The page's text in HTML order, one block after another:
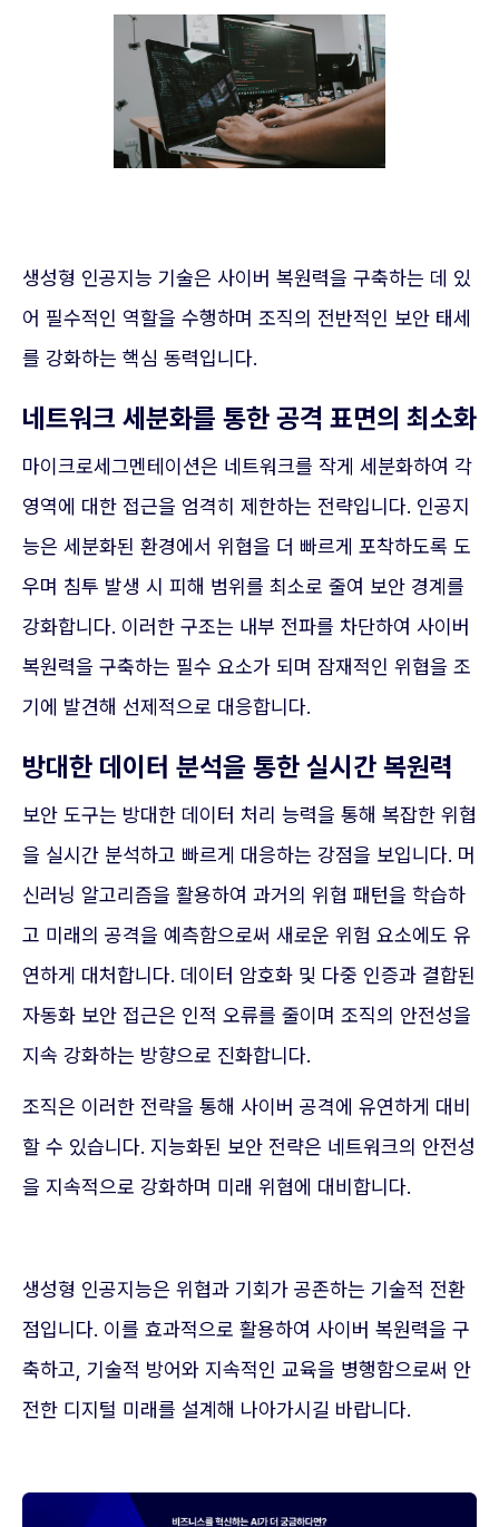
생성형 인공지능 기술은 사이버 복원력을 구축하는 데 있
어 필수적인 역할을 수행하며 조직의 전반적인 보안 태세
를 강화하는 핵심 동력입니다.
네트워크 세분화를 통한 공격 표면의 최소화
마이크로세그멘테이션은 네트워크를 작게 세분화하여 각
영역에 대한 접근을 엄격히 제한하는 전략입니다. 인공지
능은 세분화된 환경에서 위협을 더 빠르게 포착하도록 도
우며 침투 발생 시 피해 범위를 최소로 줄여 보안 경계를
강화합니다. 이러한 구조는 내부 전파를 차단하여 사이버
복원력을 구축하는 필수 요소가 되며 잠재적인 위협을 조
기에 발견해 선제적으로 대응합니다.
방대한 데이터 분석을 통한 실시간 복원력
보안 도구는 방대한 데이터 처리 능력을 통해 복잡한 위협
을 실시간 분석하고 빠르게 대응하는 강점을 보입니다. 머
신러닝 알고리즘을 활용하여 과거의 위협 패턴을 학습하
고 미래의 공격을 예측함으로써 새로운 위험 요소에도 유
연하게 대처합니다. 데이터 암호화 및 다중 인증과 결합된
자동화 보안 접근은 인적 오류를 줄이며 조직의 안전성을
지속 강화하는 방향으로 진화합니다.
조직은 이러한 전략을 통해 사이버 공격에 유연하게 대비
할 수 있습니다. 지능화된 보안 전략은 네트워크의 안전성
을 지속적으로 강화하며 미래 위협에 대비합니다.
생성형 인공지능은 위협과 기회가 공존하는 기술적 전환
점입니다. 이를 효과적으로 활용하여 사이버 복원력을 구
축하고, 기술적 방어와 지속적인 교육을 병행함으로써 안
전한 디지털 미래를 설계해 나아가시길 바랍니다.